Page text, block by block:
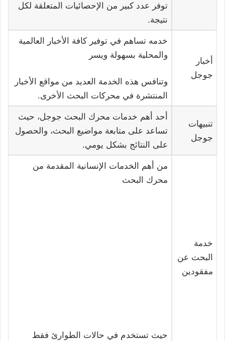
توفر عدد كبير من الإحصائيات المتعلقة لكل
نتيجة.
أخبار
جوجل
خدمه تساهم في توفير كافة الأخبار العالمية
والمحلية بسهولة ويسر
وتنافس هذه الخدمة العديد من مواقع الأخبار
المنتشرة في محركات البحث الأخرى.
تنبيهات
جوجل
أحد أهم خدمات محرك البحث جوجل، حيث
تساعد على متابعة مواضيع البحث، والحصول
على النتائج بشكل يومي.
خدمة
البحث عن
مفقودين
من أهم الخدمات الإنسانية المقدمة من
محرك البحث
حيث تستخدم في حالات الطوارئ فقط